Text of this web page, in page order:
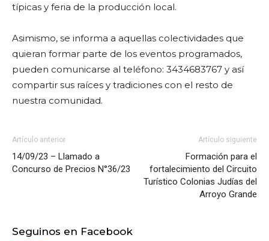
típicas y feria de la producción local.
Asimismo, se informa a aquellas colectividades que
quieran formar parte de los eventos programados,
pueden comunicarse al teléfono: 3434683767 y así
compartir sus raíces y tradiciones con el resto de
nuestra comunidad.
Artículo anterior
14/09/23 – Llamado a
Concurso de Precios N°36/23
Artículo siguiente
Formación para el
fortalecimiento del Circuito
Turístico Colonias Judías del
Arroyo Grande
Seguinos en Facebook